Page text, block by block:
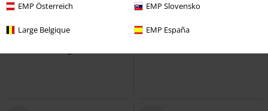
EMP Österreich EMP Slovensko
Large Belgique EMP España
UVP49,99 €
39,99 €
Walk The Line
94,99 €
Labyrinth Mega Chunky Trainers -